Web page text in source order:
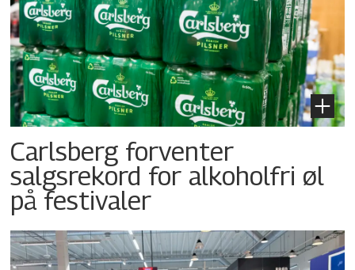
Carlsberg forventer
salgsrekord for alkoholfri øl
på festivaler